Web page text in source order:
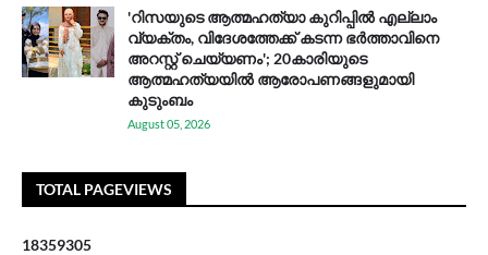
'റിസയുടെ ആത്മഹത്യാ കുറിപ്പിൽ എല്ലാം
വ്യക്തം, വിദേശത്തേക്ക് കടന്ന ഭർത്താവിനെ
അറസ്റ്റ് ചെയ്യണം'; 20കാരിയുടെ
ആത്മഹത്യയിൽ ആരോപണങ്ങളുമായി
കുടുംബം
August 05, 2026
TOTAL PAGEVIEWS
18359305